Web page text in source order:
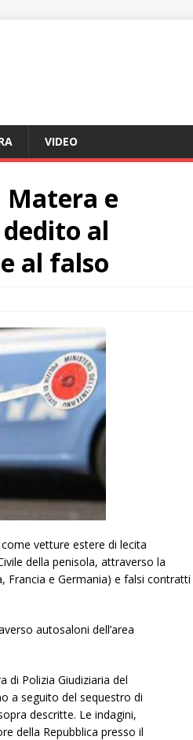
VIDEO
Matera e
al
al falso
vetture estere di lecita
della penisola, attraverso la
Francia e Germania) e falsi contratti
autosaloni dell’area
di Polizia Giudiziaria del
a seguito del sequestro di
descritte. Le indagini,
della Repubblica presso il